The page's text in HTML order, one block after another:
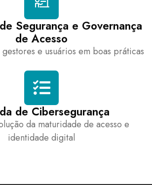
Segurança e Governança
de Acesso
e usuários em boas práticas
de Cibersegurança
da maturidade de acesso e
identidade digital